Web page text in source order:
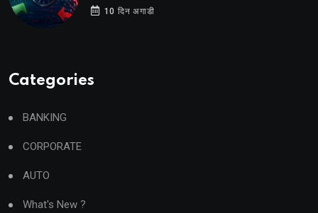
10 दिन अगाडी
Categories
BANKING
CORPORATE
AUTO
What's New ?